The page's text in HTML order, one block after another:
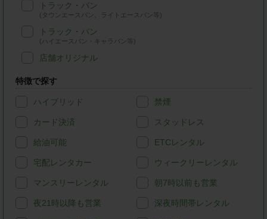
トラック・バン
(タウンエースバン、ライトエースバン等)
トラック・バン
(ハイエースバン・キャラバン等)
店舗オリジナル
特徴で探す
ハイブリッド 禁煙
カード決済 スタッドレス
給油可能 ETCレンタル
宅配レンタカー ウィークリーレンタル
マンスリーレンタル 朝7時以前も営業
夜21時以降も営業 深夜時間帯レンタル